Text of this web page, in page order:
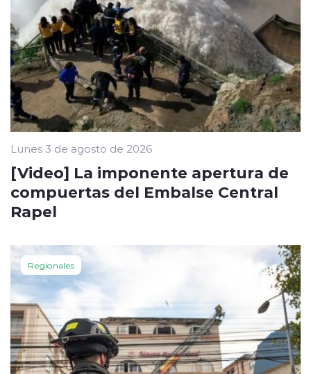
Lunes 3 de agosto de 2026
[Video] La imponente apertura de
compuertas del Embalse Central
Rapel
Regionales